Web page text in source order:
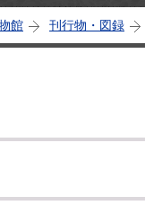
館 刊行物・図録